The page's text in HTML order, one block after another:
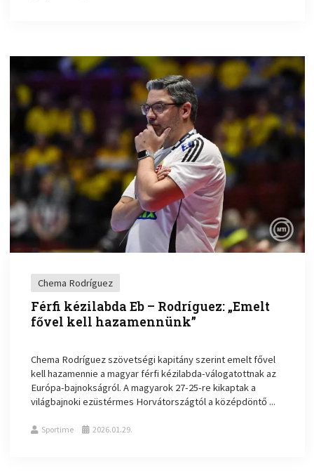
Chema Rodríguez
Férfi kézilabda Eb – Rodríguez: „Emelt
fővel kell hazamennünk”
Chema Rodríguez szövetségi kapitány szerint emelt fővel
kell hazamennie a magyar férfi kézilabda-válogatottnak az
Európa-bajnokságról. A magyarok 27-25-re kikaptak a
világbajnoki ezüstérmes Horvátországtól a középdöntő ...
Sportime 2026.01.29.